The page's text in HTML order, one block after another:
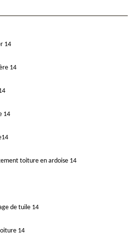
14
14
14
toiture en ardoise 14
de tuile 14
14